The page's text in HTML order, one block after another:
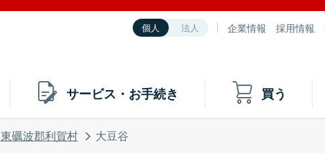
個人 法人 企業情報 採用情報
サービス・お手続き 買う
東礪波郡利賀村 大豆谷